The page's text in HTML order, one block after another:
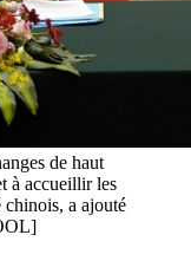
de haut
à accueillir les
chinois, a ajouté